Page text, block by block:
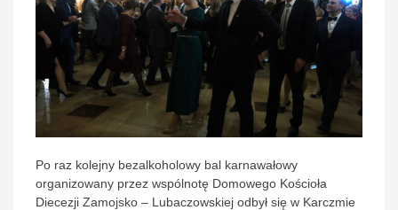
Po raz kolejny bezalkoholowy bal karnawałowy
organizowany przez wspólnotę Domowego Kościoła
Diecezji Zamojsko – Lubaczowskiej odbył się w Karczmie